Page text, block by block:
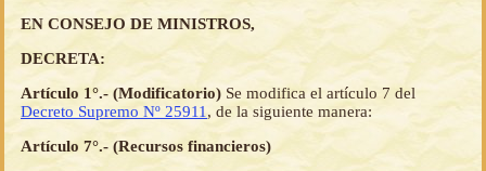
EN CONSEJO DE MINISTROS,
DECRETA:
Artículo 1°.- (Modificatorio) Se modifica el artículo 7 del
Decreto Supremo Nº 25911 , de la siguiente manera:
Artículo 7°.- (Recursos financieros)